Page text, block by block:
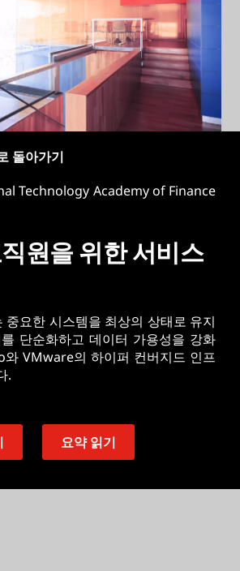
돌아가기
Technology Academy of Finance
원을 위한 서비스
중요한 시스템을 최상의 상태로 유지
단순화하고 데이터 가용성을 강화
VMware의 하이퍼 컨버지드 인프
.
요약 읽기